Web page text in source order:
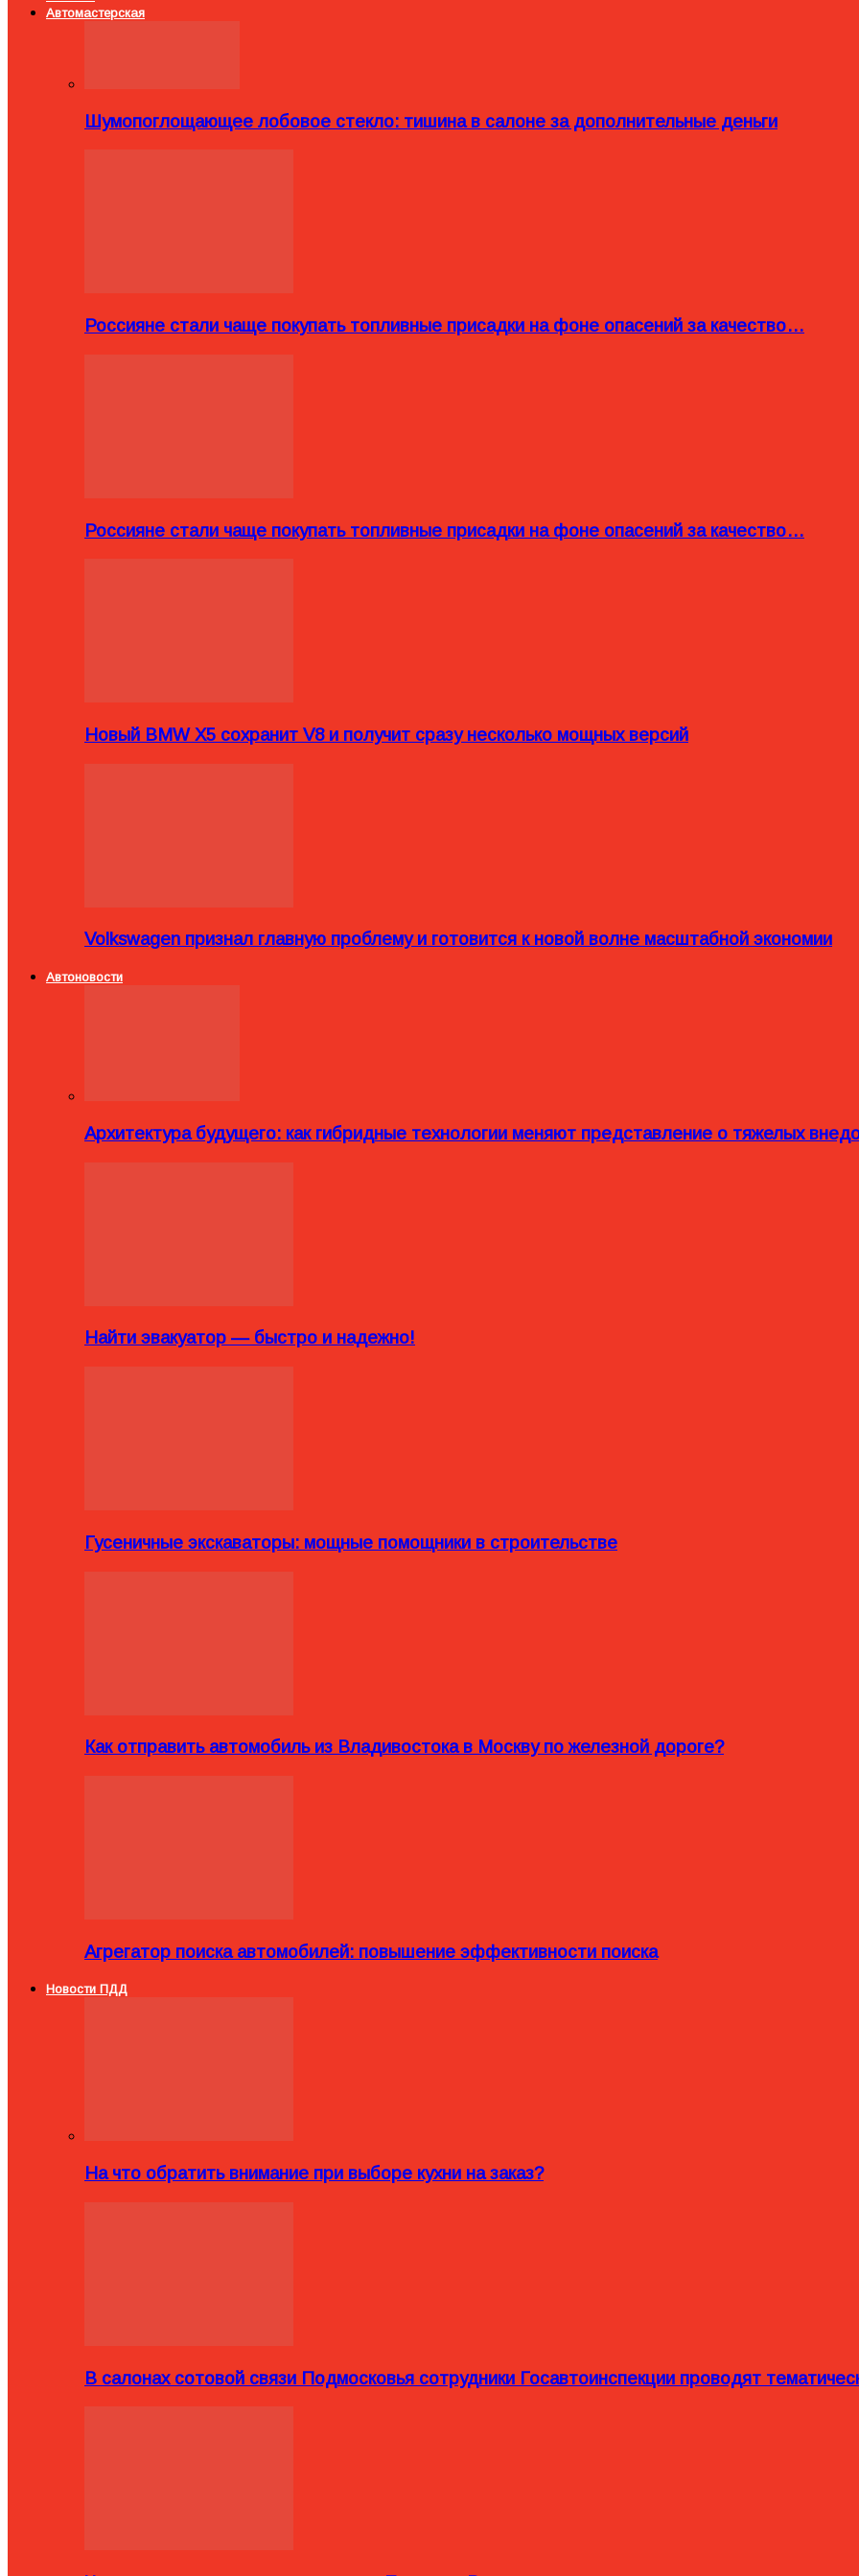
Автомастерская
Шумопоглощающее лобовое стекло: тишина в салоне за дополнительные деньги
Россияне стали чаще покупать топливные присадки на фоне опасений за качество…
Россияне стали чаще покупать топливные присадки на фоне опасений за качество…
Новый BMW X5 сохранит V8 и получит сразу несколько мощных версий
Volkswagen признал главную проблему и готовится к новой волне масштабной экономии
Автоновости
Архитектура будущего: как гибридные технологии меняют представление о тяжелых
Найти эвакуатор — быстро и надежно!
Гусеничные экскаваторы: мощные помощники в строительстве
Как отправить автомобиль из Владивостока в Москву по железной дороге?
Агрегатор поиска автомобилей: повышение эффективности поиска
Новости ПДД
На что обратить внимание при выборе кухни на заказ?
В салонах сотовой связи Подмосковья сотрудники Госавтоинспекции проводят